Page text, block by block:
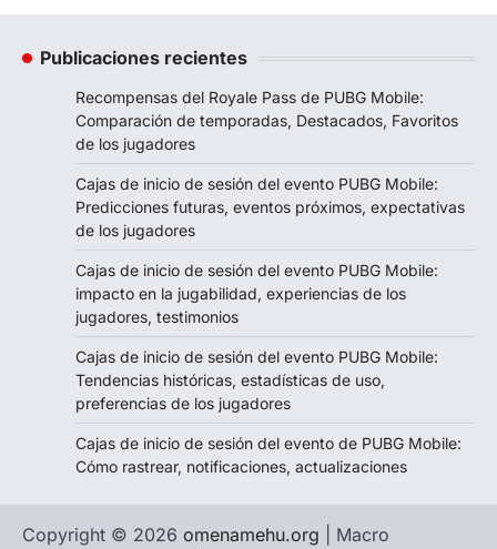
Publicaciones recientes
Recompensas del Royale Pass de PUBG Mobile:
Comparación de temporadas, Destacados, Favoritos
de los jugadores
Cajas de inicio de sesión del evento PUBG Mobile:
Predicciones futuras, eventos próximos, expectativas
de los jugadores
Cajas de inicio de sesión del evento PUBG Mobile:
impacto en la jugabilidad, experiencias de los
jugadores, testimonios
Cajas de inicio de sesión del evento PUBG Mobile:
Tendencias históricas, estadísticas de uso,
preferencias de los jugadores
Cajas de inicio de sesión del evento de PUBG Mobile:
Cómo rastrear, notificaciones, actualizaciones
Copyright © 2026 omenamehu.org | Macro